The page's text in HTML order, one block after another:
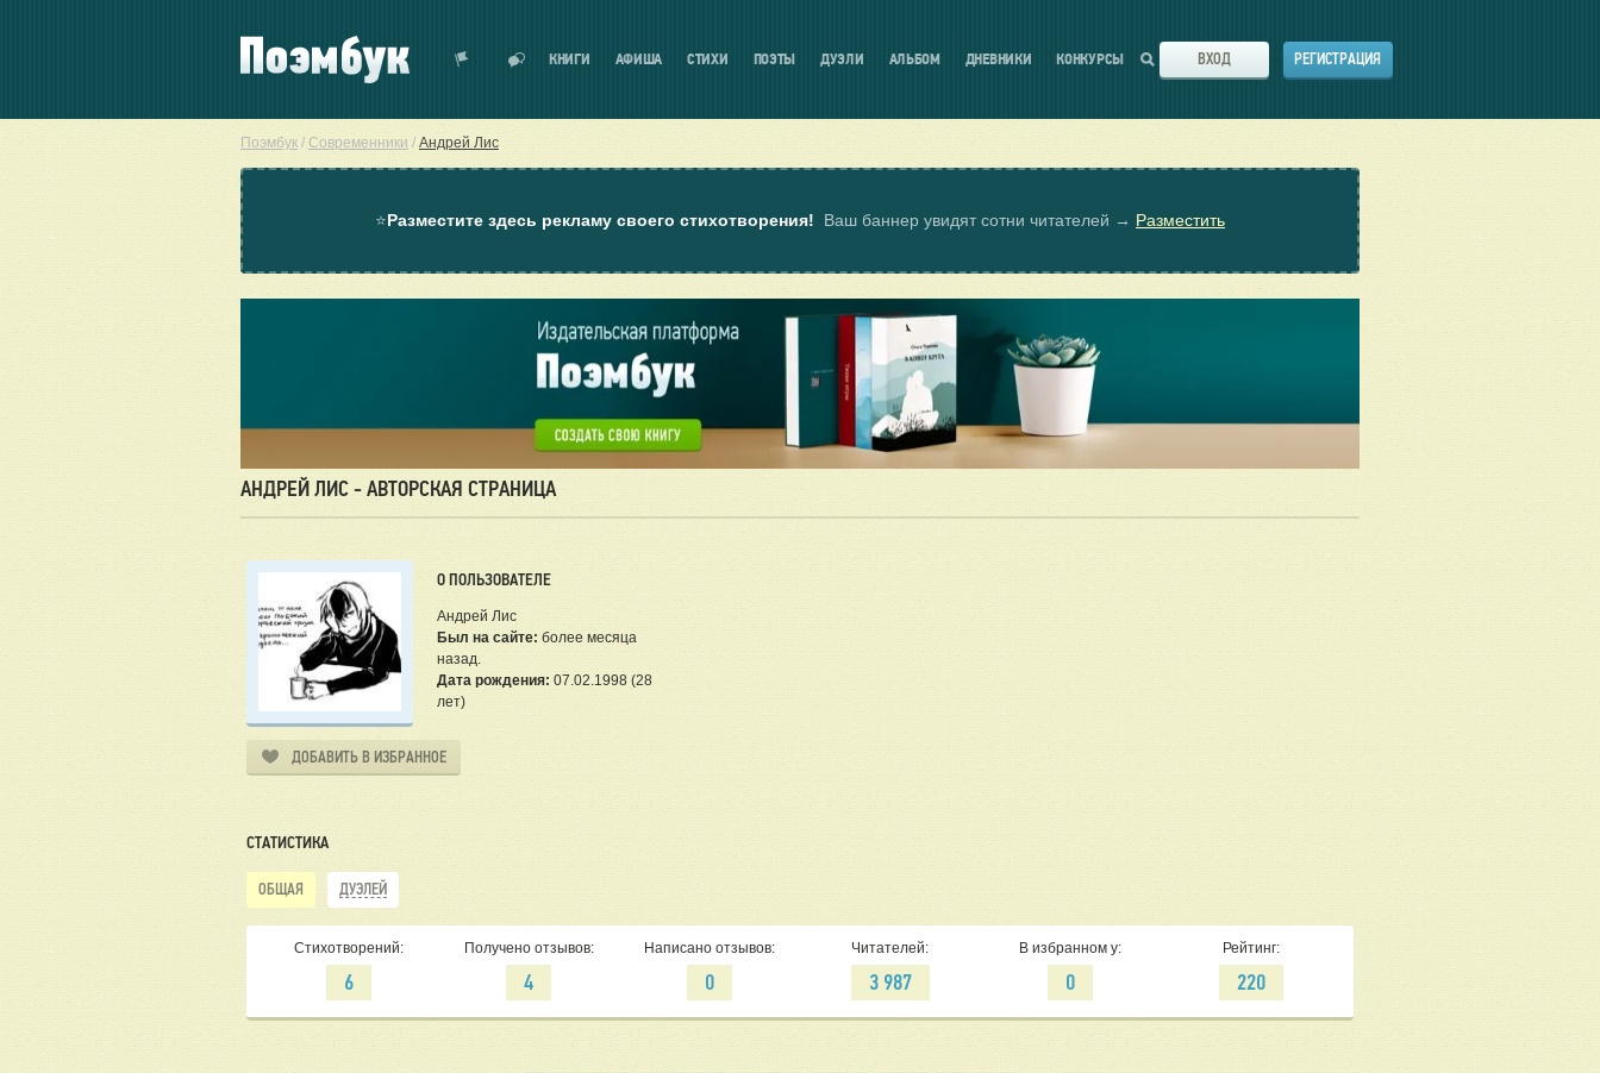
КНИГИ АФИША СТИХИ ПОЭТЫ ДУЭЛИ АЛЬБОМ ДНЕВНИКИ КОНКУРСЫ ВХОД РЕГИСТРАЦИЯ
Поэмбук / Современники / Андрей Лис
⭐Разместите здесь рекламу своего стихотворения! Ваш баннер увидят сотни читателей → Разместить
АНДРЕЙ ЛИС - АВТОРСКАЯ СТРАНИЦА
О ПОЛЬЗОВАТЕЛЕ
Андрей Лис
Был на сайте: более месяца
назад.
Дата рождения: 07.02.1998 (28
лет)
ДОБАВИТЬ В ИЗБРАННОЕ
СТАТИСТИКА
ОБЩАЯ ДУЭЛЕЙ
Стихотворений:
6
Получено отзывов:
4
Написано отзывов:
0
Читателей:
3 987
В избранном у:
0
Рейтинг:
220